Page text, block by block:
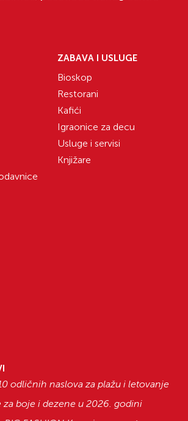
ZABAVA I USLUGE
Bioskop
Restorani
Kafići
Igraonice za decu
Usluge i servisi
Knjižare
odličnih naslova za plažu i letovanje
boje i dezene u 2026. godini